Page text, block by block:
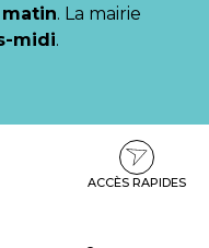
. La mairie
midi.
ACCÈS RAPIDES